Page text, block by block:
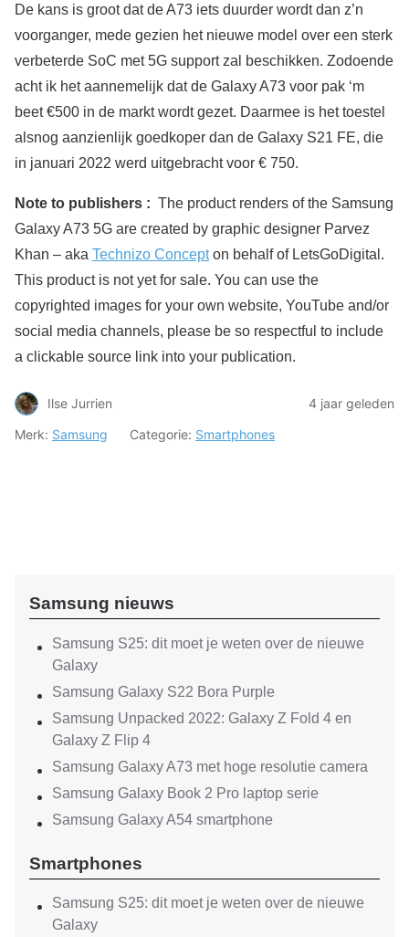
De kans is groot dat de A73 iets duurder wordt dan z’n
voorganger, mede gezien het nieuwe model over een sterk
verbeterde SoC met 5G support zal beschikken. Zodoende
acht ik het aannemelijk dat de Galaxy A73 voor pak ‘m
beet €500 in de markt wordt gezet. Daarmee is het toestel
alsnog aanzienlijk goedkoper dan de Galaxy S21 FE, die
in januari 2022 werd uitgebracht voor € 750.
Note to publishers : The product renders of the Samsung
Galaxy A73 5G are created by graphic designer Parvez
Khan – aka Technizo Concepton behalf of LetsGoDigital.
This product is not yet for sale. You can use the
copyrighted images for your own website, YouTube and/or
social media channels, please be so respectful to include
a clickable source link into your publication.
Ilse Jurrien
4 jaar geleden
Merk: Samsung Categorie: Smartphones
Samsung nieuws
Samsung S25: dit moet je weten over de nieuwe
Galaxy
Samsung Galaxy S22 Bora Purple
Samsung Unpacked 2022: Galaxy Z Fold 4 en
Galaxy Z Flip 4
Samsung Galaxy A73 met hoge resolutie camera
Samsung Galaxy Book 2 Pro laptop serie
Samsung Galaxy A54 smartphone
Smartphones
Samsung S25: dit moet je weten over de nieuwe
Galaxy